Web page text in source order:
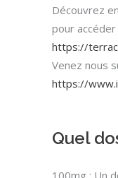
Découvrez
pour
https://
Venez nous
https://
Quel
100mg : Un